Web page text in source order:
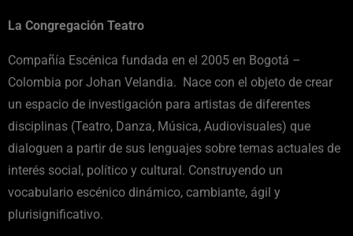
La Congregación Teatro
Compañía Escénica fundada en el 2005 en Bogotá –
Colombia por Johan Velandia. Nace con el objeto de crear
un espacio de investigación para artistas de diferentes
disciplinas (Teatro, Danza, Música, Audiovisuales) que
dialoguen a partir de sus lenguajes sobre temas actuales de
interés social, político y cultural. Construyendo un
vocabulario escénico dinámico, cambiante, ágil y
plurisignificativo.